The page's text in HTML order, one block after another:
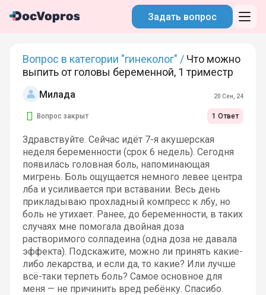
Задать вопрос
Вопрос в категории "гинеколог" / Что можно
выпить от головы беременной, 1 триместр
Милада 20 Сен, 24
Вопрос закрыт 1 Ответ
Здравствуйте. Сейчас идёт 7-я акушерская
неделя беременности (срок 6 недель). Сегодня
появилась головная боль, напоминающая
мигрень. Боль ощущается немного левее центра
лба и усиливается при вставании. Весь день
прикладываю прохладный компресс к лбу, но
боль не утихает. Ранее, до беременности, в таких
случаях мне помогала двойная доза
растворимого солпадеина (одна доза не давала
эффекта). Подскажите, можно ли принять какие-
либо лекарства, и если да, то какие? Или лучше
всё-таки терпеть боль? Самое основное для
меня — не причинить вред ребёнку. Спасибо.